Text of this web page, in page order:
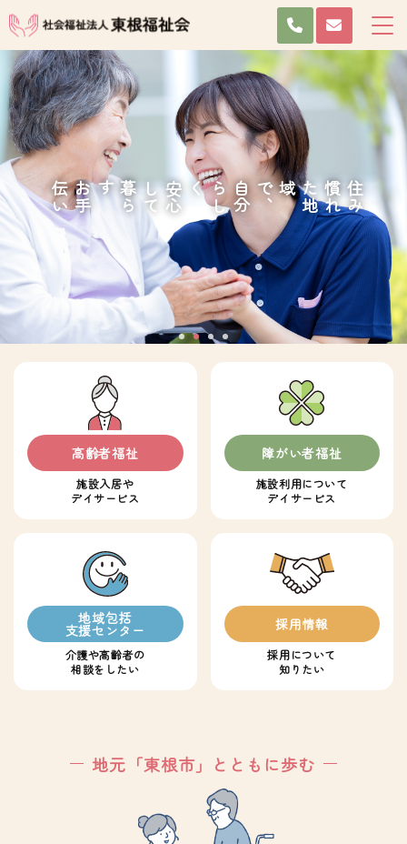
住
み
慣
れ
た
地
域で
、
自
分
ら
し
く
安
心
し
て
暮
ら
す
お
手
伝
い
高齢者福祉
施設入居や
デイサービス
障がい者福祉
施設利用について
デイサービス
地域包括
支援センター
介護や高齢者の
相談をしたい
採用情報
採用について
知りたい
地元「東根市」とともに歩む